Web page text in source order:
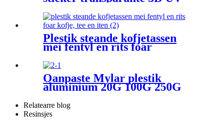
oerdrachtsticker
Plestik steande kofjetassen
mei fentyl en rits foar
kofje/tee/iten
Oanpaste Mylar plestik
aluminium 20G 100G 250G
foar itenferpakking
Relatearre blog
Resinsjes